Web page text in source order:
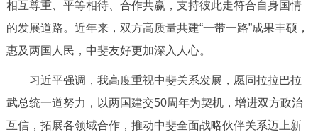
个人服务 法人服务 部门服务
中介服务 阳光政务
相互尊重、平等相待、合作共赢，支持彼此走符合自身国情
的发展道路。近年来，双方高质量共建“一带一路”成果丰硕，
惠及两国人民，中斐友好更加深入人心。
习近平强调，我高度重视中斐关系发展，愿同拉拉巴拉
武总统一道努力，以两国建交50周年为契机，增进双方政治
互信，拓展各领域合作，推动中斐全面战略伙伴关系迈上新